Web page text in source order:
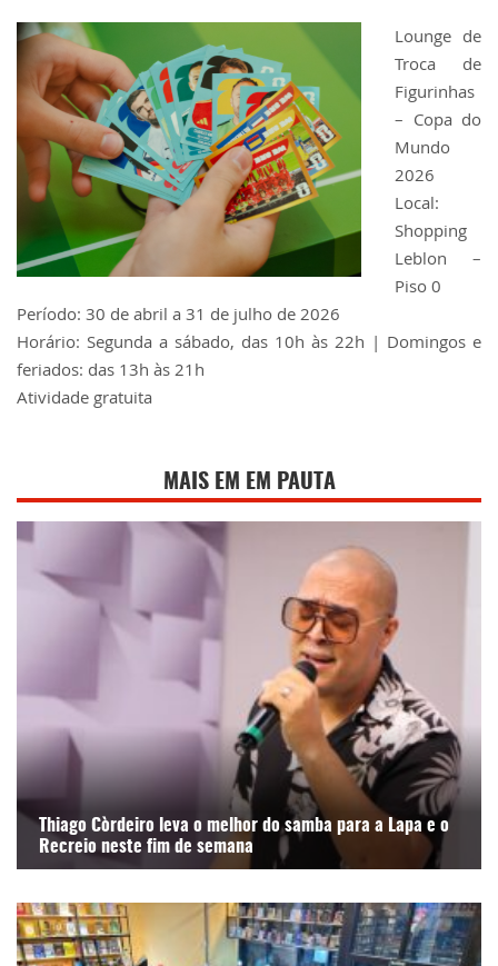
Lounge de
Troca de
Figurinhas
– Copa do
Mundo
2026
Local:
Shopping
Leblon –
Piso 0
Período: 30 de abril a 31 de julho de 2026
Horário: Segunda a sábado, das 10h às 22h | Domingos e
feriados: das 13h às 21h
Atividade gratuita
MAIS EM EM PAUTA
Thiago Còrdeiro leva o melhor do samba para a Lapa e o
Recreio neste fim de semana